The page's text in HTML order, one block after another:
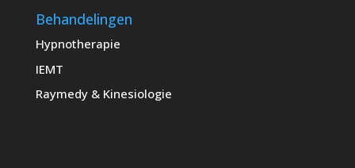
Behandelingen
Hypnotherapie
IEMT
Raymedy& Kinesiologie